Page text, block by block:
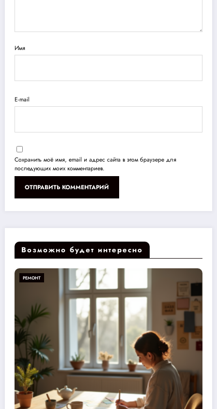
Имя
E-mail
Сохранить моё имя, email и адрес сайта в этом браузере для
последующих моих комментариев.
Возможно будет интересно